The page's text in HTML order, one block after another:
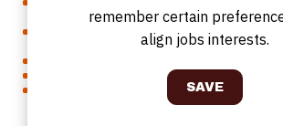
een perfect resultaat
Je hebt de juiste drive en werklust om
Je bent verantwoordelijk voor de
Je hebt inzicht in stockbeheer en je volgt
remember certain
align jobs interests.